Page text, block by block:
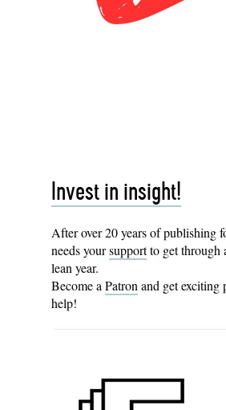
Invest in insight!
After over 20 years of publishing
needs yoursupportto get through
lean year.
Become a Patron and get exciting
help!